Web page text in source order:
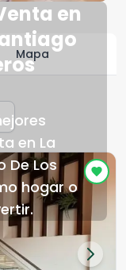
en
en La
De Los
hogar o
Mapa